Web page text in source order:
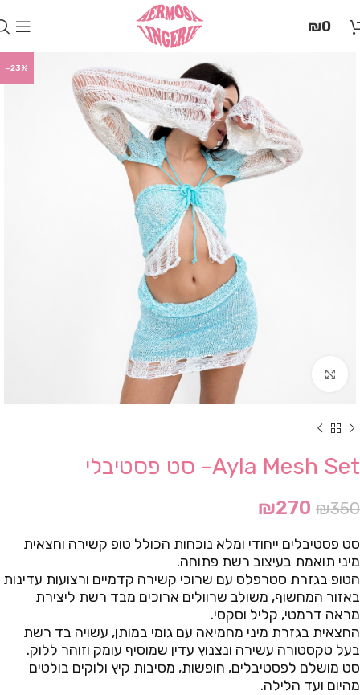
זֶה
₪0
-23%
Click to enlarge
Ayla Mesh Set- סט פסטיבלי
₪350
₪270
סט פסטיבלים ייחודי ומלא נוכחות הכולל טופ קשירה וחצאית
מיני תואמת בעיצוב רשת פתוחה.
הטופ בגזרת סטרפלס עם שרוכי קשירה קדמיים ורצועות עדינות
באזור המחשוף, משולב שרוולים ארוכים מבד רשת ליצירת
מראה דרמטי, קליל וסקסי.
החצאית בגזרת מיני מחמיאה עם גומי במותן, עשויה בד רשת
בעל טקסטורה עשירה ונצנוץ עדין שמוסיף עומק וזוהר ללוק.
סט מושלם לפסטיבלים, חופשות, מסיבות קיץ ולוקים בולטים
מהיום ועד הלילה.